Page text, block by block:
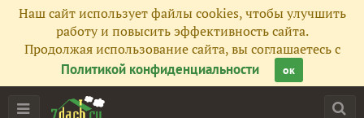
Наш сайт использует файлы cookies, чтобы улучшить
работу и повысить эффективность сайта.
Продолжая использование сайта, вы соглашаетесь с
Политикой конфиденциальности
ок